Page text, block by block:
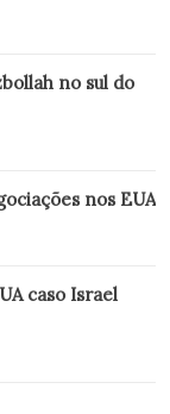
no sul do
nos EUA
caso Israel